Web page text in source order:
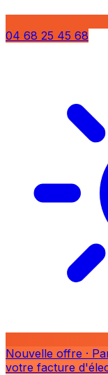
04 68 25 45 68
Nouvelle offre ·
votre facture